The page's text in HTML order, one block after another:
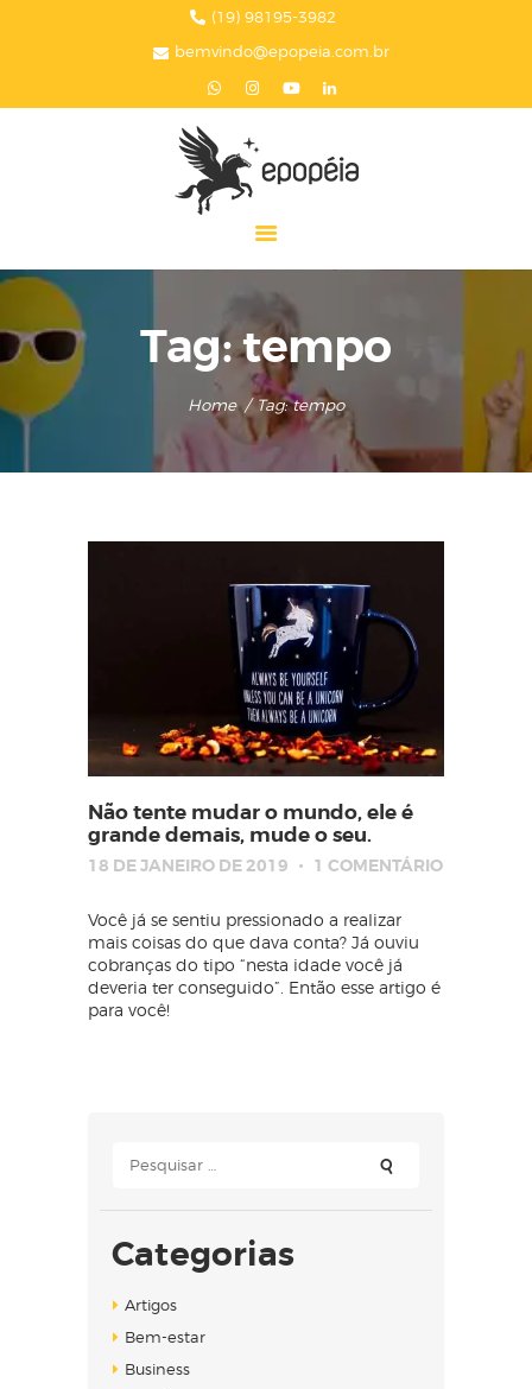
(19) 98195-3982
bemvindo@epopeia.com.br
Tag: tempo
Home Tag: tempo
A EPOPÉIA
SERVIÇOS
EPOPÉIA NA MÍDIA
PRESENTES
Não tente mudar o mundo, ele é
grande demais, mude o seu.
18 DE JANEIRO DE 2019 1 COMENTÁRIO
Você já se sentiu pressionado a realizar
mais coisas do que dava conta? Já ouviu
cobranças do tipo “nesta idade você já
deveria ter conseguido”. Então esse artigo é
para você!
Categorias
Artigos
Bem-estar
Business